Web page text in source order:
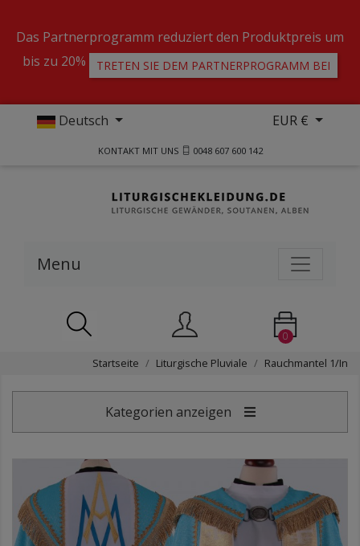
Das Partnerprogramm reduziert den Produktpreis um
bis zu 20%
TRETEN SIE DEM PARTNERPROGRAMM BEI
Deutsch EUR €
KONTAKT MIT UNS 0048 607 600 142
Menu
0
Startseite Liturgische Pluviale Rauchmantel 1/In
Kategorien anzeigen